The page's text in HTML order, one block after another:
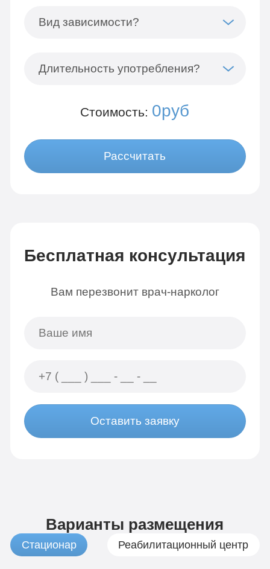
Вид зависимости?
Длительность употребления?
Стоимость: 0руб
Рассчитать
Бесплатная консультация
Вам перезвонит врач-нарколог
Оставить заявку
Варианты размещения
Стационар Реабилитационный центр